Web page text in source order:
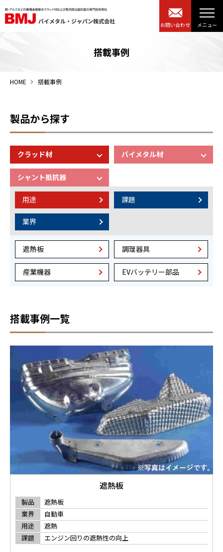
お問い合わせ
搭載事例
HOME 搭載事例
製品から探す
クラッド材 バイメタル材
シャント抵抗器
用途 課題
業界
遮熱板 調理器具
産業機器 EVバッテリー部品
搭載事例一覧
遮熱板
製品
遮熱板
業界
自動車
用途
遮熱
課題
エンジン回りの遮熱性の向上